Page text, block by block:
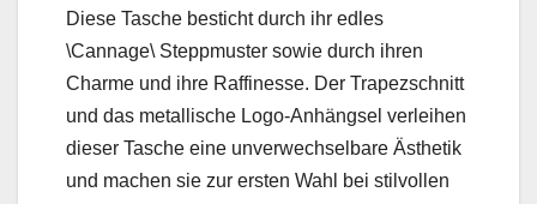
Diese Tasche besticht durch ihr edles
\Cannage\ Steppmuster sowie durch ihren
Charme und ihre Raffinesse. Der Trapezschnitt
und das metallische Logo-Anhängsel verleihen
dieser Tasche eine unverwechselbare Ästhetik
und machen sie zur ersten Wahl bei stilvollen